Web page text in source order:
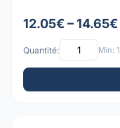
12.05€ – 14.65€
Quantité: Min: 1